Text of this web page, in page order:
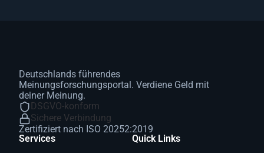
Deutschlands führendes
Meinungsforschungsportal. Verdiene Geld mit
deiner Meinung.
DSGVO-konform
Sichere Verbindung
Zertifiziert nach ISO 20252:2019
Services
Quick Links